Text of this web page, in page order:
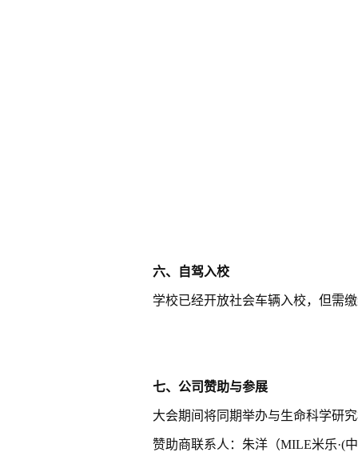
六、自驾入校
学校已经开放社会车辆入校，但需
七、 公司赞助与参展
大会期间将同期举办与生命科学研
赞助商联系人：朱洋（MILE米乐·(